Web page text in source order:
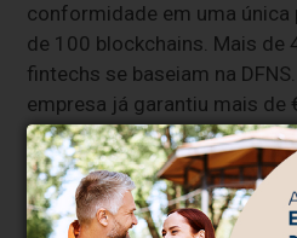
conformidade em uma
de 100 blockchains. Mais de
fintechs se baseiam na
empresa já garantiu mais de
processa cerca de 1% do
stablecoins ao mês com zero
segurança ou perdas
informações, visitedfns.co